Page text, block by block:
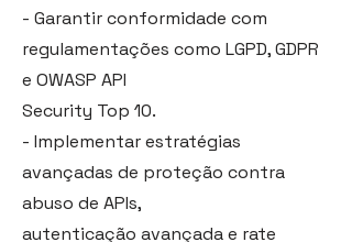
- Garantir conformidade com
regulamentações como LGPD, GDPR
e OWASP API
Security Top 10.
- Implementar estratégias
avançadas de proteção contra
abuso de APIs,
autenticação avançada e rate